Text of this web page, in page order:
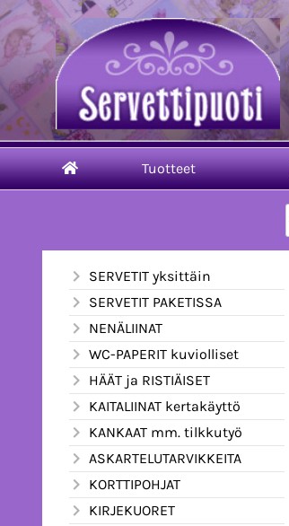
Tuotteet
SERVETIT yksittäin
SERVETIT PAKETISSA
NENÄLIINAT
WC-PAPERIT kuviolliset
HÄÄT ja RISTIÄISET
KAITALIINAT kertakäyttö
KANKAAT mm. tilkkutyö
ASKARTELUTARVIKKEITA
KORTTIPOHJAT
KIRJEKUORET